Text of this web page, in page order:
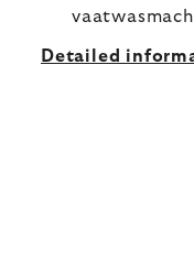
Detailed